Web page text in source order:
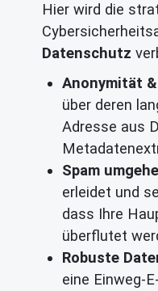
Hier wird die
Datenschutz
Anonymität
über deren
Adresse aus
Spam
erleidet und
dass Ihre
überflutet
Robuste
eine Einweg-